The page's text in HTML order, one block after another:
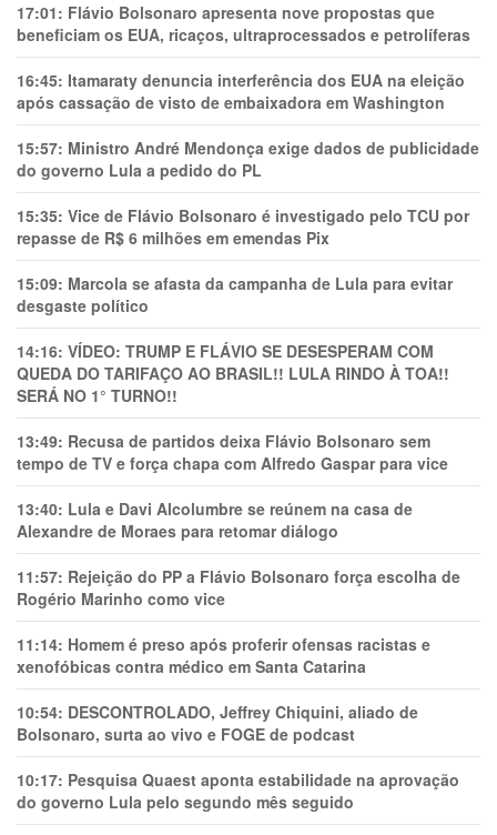
17:01: Flávio Bolsonaro apresenta nove propostas que
beneficiam os EUA, ricaços, ultraprocessados e petrolíferas
16:45: Itamaraty denuncia interferência dos EUA na eleição
após cassação de visto de embaixadora em Washington
15:57: Ministro André Mendonça exige dados de publicidade
do governo Lula a pedido do PL
15:35: Vice de Flávio Bolsonaro é investigado pelo TCU por
repasse de R$ 6 milhões em emendas Pix
15:09: Marcola se afasta da campanha de Lula para evitar
desgaste político
14:16: VÍDEO: TRUMP E FLÁVIO SE DESESPERAM COM
QUEDA DO TARIFAÇO AO BRASIL!! LULA RINDO À TOA!!
SERÁ NO 1° TURNO!!
13:49: Recusa de partidos deixa Flávio Bolsonaro sem
tempo de TV e força chapa com Alfredo Gaspar para vice
13:40: Lula e Davi Alcolumbre se reúnem na casa de
Alexandre de Moraes para retomar diálogo
11:57: Rejeição do PP a Flávio Bolsonaro força escolha de
Rogério Marinho como vice
11:14: Homem é preso após proferir ofensas racistas e
xenofóbicas contra médico em Santa Catarina
10:54: DESCONTROLADO, Jeffrey Chiquini, aliado de
Bolsonaro, surta ao vivo e FOGE de podcast
10:17: Pesquisa Quaest aponta estabilidade na aprovação
do governo Lula pelo segundo mês seguido